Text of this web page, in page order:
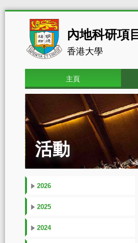
內地科研項
香港大學
主頁
活動
2026
2025
2024